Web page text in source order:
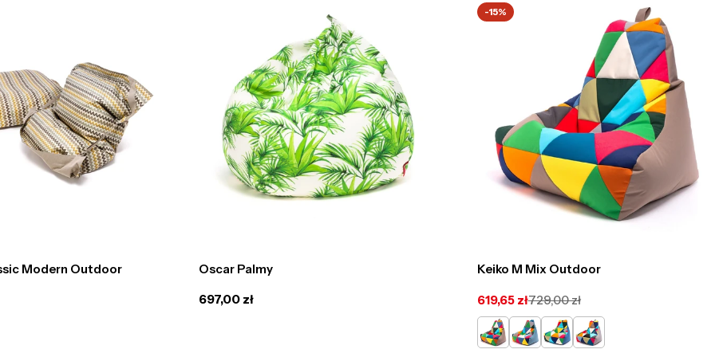
Modern Outdoor
Oscar Palmy
Cena
697,00 zł
-15%
Keiko M Mix Outdoor
Cena
promocyjna
619,65 zł
Cena
regularna
729,00 zł
Cappucino
-
Jasno
Niebieski
Szaro
Niebieski
Srebrno
Szary